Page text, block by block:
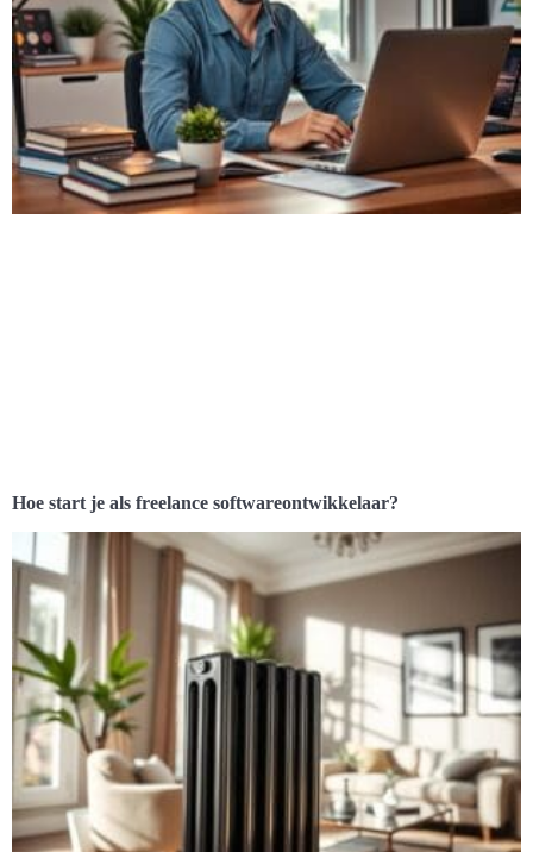
Hoe start je als freelance softwareontwikkelaar?